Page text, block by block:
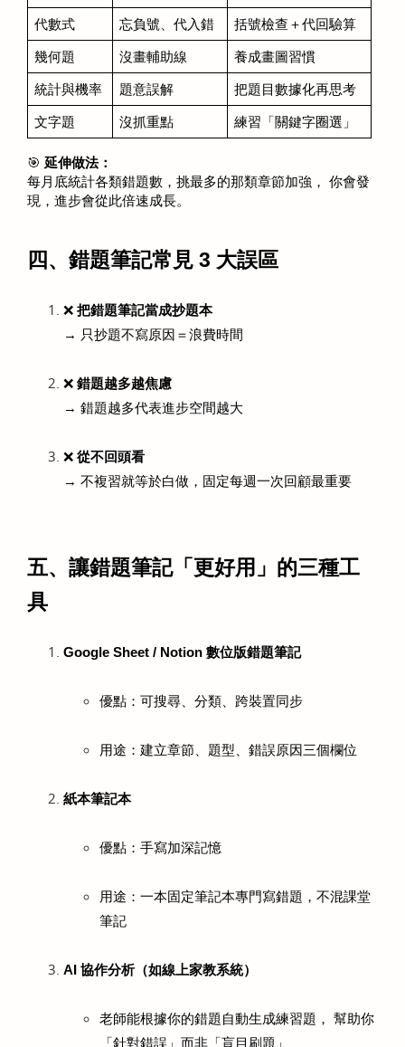
代數式 忘負號、代入錯 括號檢查＋代回驗算
幾何題 沒畫輔助線 養成畫圖習慣
統計與機率 題意誤解 把題目數據化再思考
文字題 沒抓重點 練習「關鍵字圈選」
🎯 延伸做法：
每月底統計各類錯題數，挑最多的那類章節加強， 你會發
現，進步會從此倍速成長。
四、錯題筆記常見 3 大誤區
❌ 把錯題筆記當成抄題本
→ 只抄題不寫原因＝浪費時間
❌ 錯題越多越焦慮
→ 錯題越多代表進步空間越大
❌ 從不回頭看
→ 不複習就等於白做，固定每週一次回顧最重要
五、讓錯題筆記「更好用」的三種工
具
Google Sheet / Notion 數位版錯題筆記
優點：可搜尋、分類、跨裝置同步
用途：建立章節、題型、錯誤原因三個欄位
紙本筆記本
優點：手寫加深記憶
用途：一本固定筆記本專門寫錯題，不混課堂
筆記
AI 協作分析（如線上家教系統）
老師能根據你的錯題自動生成練習題， 幫助你
「針對錯誤」而非「盲目刷題」